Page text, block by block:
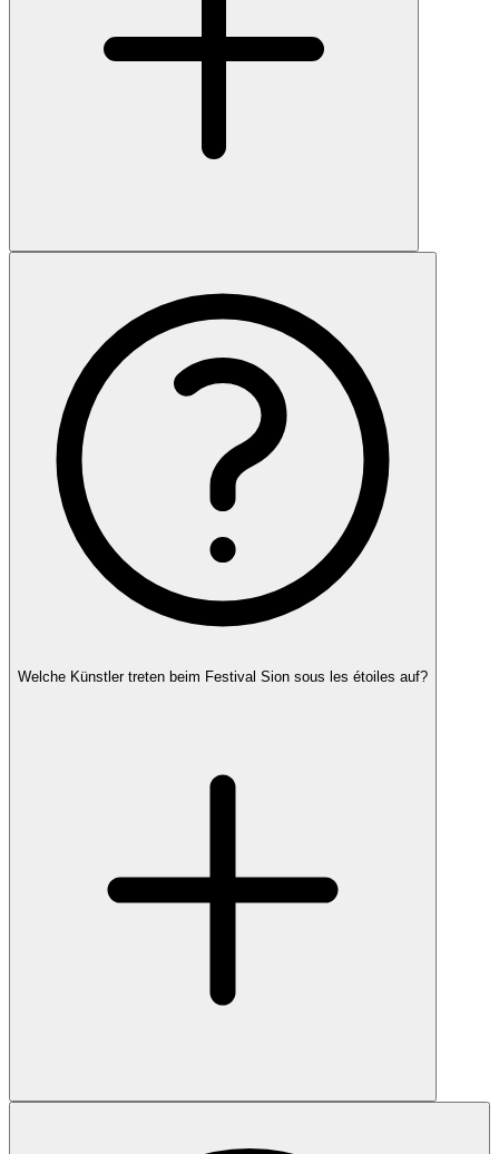
Welche Künstler treten beim Festival Sion sous les étoiles auf?